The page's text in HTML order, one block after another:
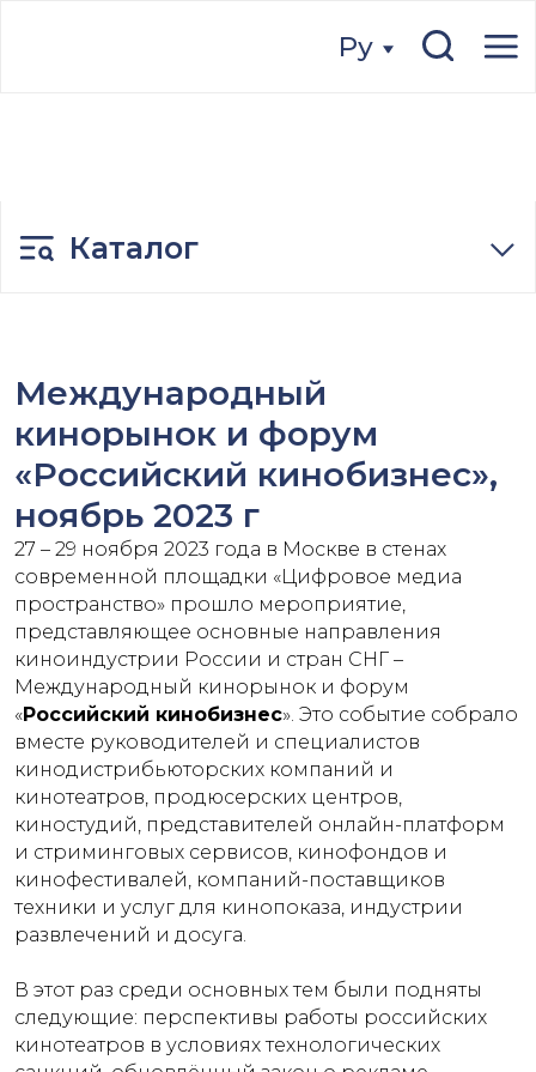
Международный
кинорынок и форум
«Российский кинобизнес»,
ноябрь 2023 г
27 – 29 ноября 2023 года в Москве в стенах
современной площадки «Цифровое медиа
пространство» прошло мероприятие,
представляющее основные направления
киноиндустрии России и стран СНГ –
Международный кинорынок и форум
«Российский кинобизнес». Это событие собрало
вместе руководителей и специалистов
кинодистрибьюторских компаний и
кинотеатров, продюсерских центров,
киностудий, представителей онлайн-платформ
и стриминговых сервисов, кинофондов и
кинофестивалей, компаний-поставщиков
техники и услуг для кинопоказа, индустрии
развлечений и досуга.
В этот раз среди основных тем были подняты
следующие: перспективы работы российских
кинотеатров в условиях технологических